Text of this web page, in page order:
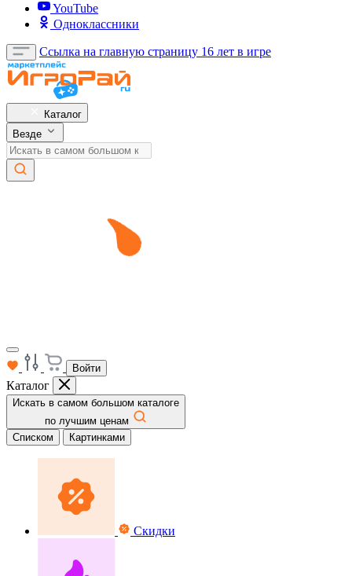
YouTube
Одноклассники
Ссылка на главную страницу 16 лет в игре
Каталог
Везде
Войти
Каталог
Искать в самом большом каталоге
по лучшим ценам
Списком
Картинками
Скидки